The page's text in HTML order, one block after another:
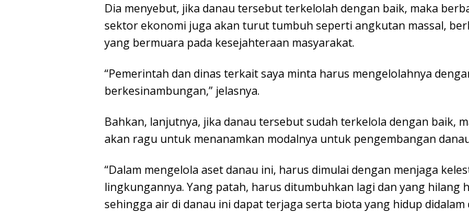
Dia menyebut, jika danau tersebut terkelolah dengan baik, maka
sektor ekonomi juga akan turut tumbuh seperti angkutan massal,
yang bermuara pada kesejahteraan masyarakat.
“Pemerintah dan dinas terkait saya minta harus mengelolahnya
berkesinambungan,” jelasnya.
Bahkan, lanjutnya, jika danau tersebut sudah terkelola dengan baik,
akan ragu untuk menanamkan modalnya untuk pengembangan
“Dalam mengelola aset danau ini, harus dimulai dengan menjaga
lingkungannya. Yang patah, harus ditumbuhkan lagi dan yang hilang
sehingga air di danau ini dapat terjaga serta biota yang hidup